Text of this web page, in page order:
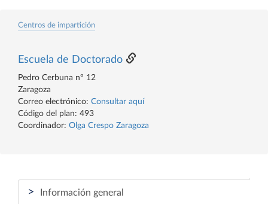
Centros de impartición
Escuela de Doctorado
Pedro Cerbuna nº 12
Zaragoza
Correo electrónico: Consultar aquí
Código del plan: 493
Coordinador: Olga Crespo Zaragoza
> Información general